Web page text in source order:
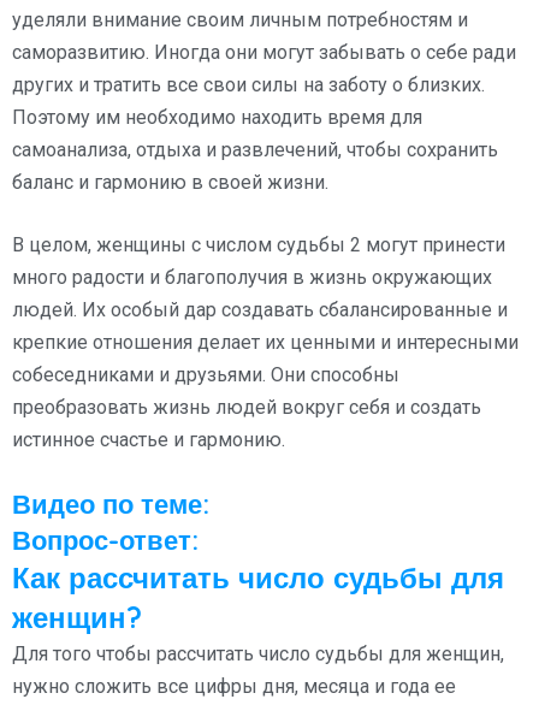
уделяли внимание своим личным потребностям и
саморазвитию. Иногда они могут забывать о себе ради
других и тратить все свои силы на заботу о близких.
Поэтому им необходимо находить время для
самоанализа, отдыха и развлечений, чтобы сохранить
баланс и гармонию в своей жизни.
В целом, женщины с числом судьбы 2 могут принести
много радости и благополучия в жизнь окружающих
людей. Их особый дар создавать сбалансированные и
крепкие отношения делает их ценными и интересными
собеседниками и друзьями. Они способны
преобразовать жизнь людей вокруг себя и создать
истинное счастье и гармонию.
Видео по теме:
Вопрос-ответ:
Как рассчитать число судьбы для
женщин?
Для того чтобы рассчитать число судьбы для женщин,
нужно сложить все цифры дня, месяца и года ее